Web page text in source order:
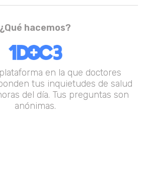
¿Qué hacemos?
plataforma en la que doctores
tus inquietudes de salud
del día. Tus preguntas son
anónimas.